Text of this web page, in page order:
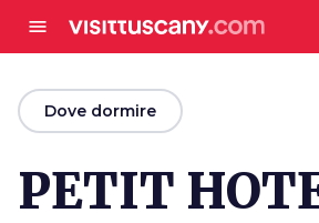
menu
arrow_backDove dormire
PETIT